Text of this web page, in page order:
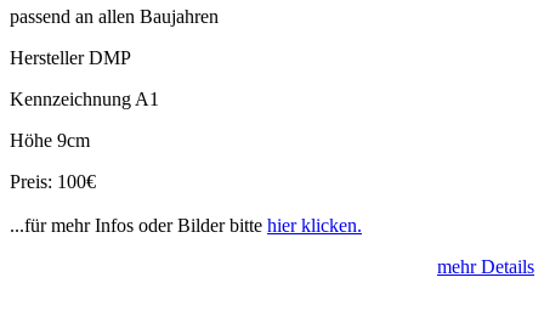
passend an allen Baujahren
Hersteller DMP
Kennzeichnung A1
Höhe 9cm
Preis: 100€
...für mehr Infos oder Bilder bitte hier klicken.
mehr Details